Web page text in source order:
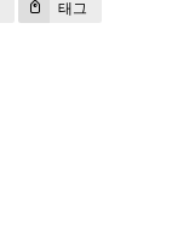
태그